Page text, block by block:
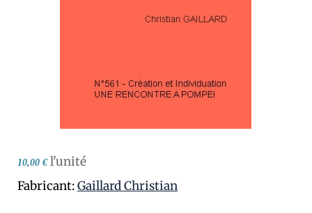
10,00 € l'unité
Fabricant:Gaillard Christian